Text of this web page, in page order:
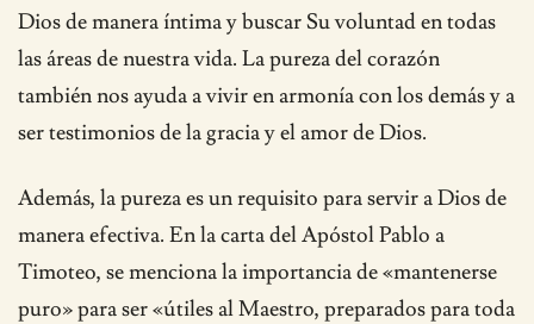
Dios de manera íntima y buscar Su voluntad en todas
las áreas de nuestra vida. La pureza del corazón
también nos ayuda a vivir en armonía con los demás y a
ser testimonios de la gracia y el amor de Dios.
Además, la pureza es un requisito para servir a Dios de
manera efectiva. En la carta del Apóstol Pablo a
Timoteo, se menciona la importancia de «mantenerse
puro» para ser «útiles al Maestro, preparados para toda